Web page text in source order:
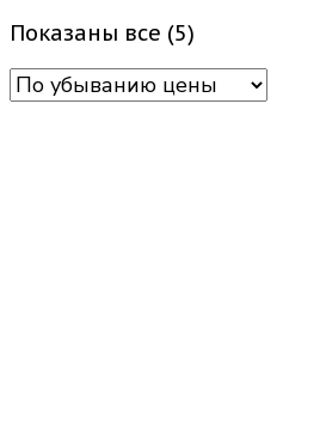
Показаны все (5)
убыванию